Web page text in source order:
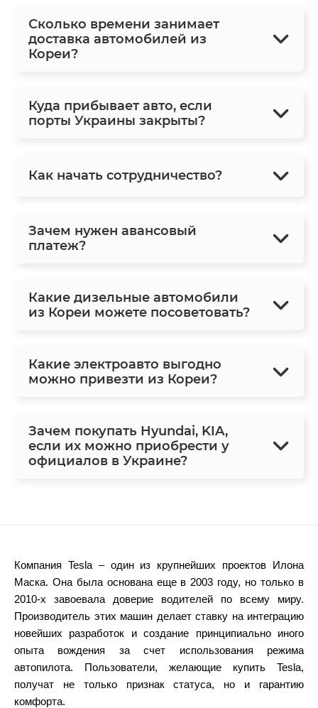
Сколько времени занимает
доставка автомобилей из
Кореи?
Куда прибывает авто, если
порты Украины закрыты?
Как начать сотрудничество?
Зачем нужен авансовый
платеж?
Какие дизельные автомобили
из Кореи можете посоветовать?
Какие электроавто выгодно
можно привезти из Кореи?
Зачем покупать Hyundai, KIA,
если их можно приобрести у
официалов в Украине?
Компания Tesla – один из крупнейших проектов Илона
Маска. Она была основана еще в 2003 году, но только в
2010-х завоевала доверие водителей по всему миру.
Производитель этих машин делает ставку на интеграцию
новейших разработок и создание принципиально иного
опыта вождения за счет использования режима
автопилота. Пользователи, желающие купить Tesla,
получат не только признак статуса, но и гарантию
комфорта.